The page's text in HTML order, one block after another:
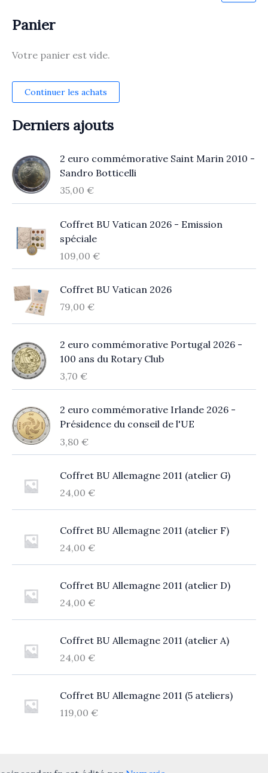
Panier
Votre panier est vide.
Continuer les achats
Derniers ajouts
2 euro commémorative Saint Marin 2010 -
Sandro Botticelli
35,00 €
Coffret BU Vatican 2026 - Emission
spéciale
109,00 €
Coffret BU Vatican 2026
79,00 €
2 euro commémorative Portugal 2026 -
100 ans du Rotary Club
3,70 €
2 euro commémorative Irlande 2026 -
Présidence du conseil de l'UE
3,80 €
Coffret BU Allemagne 2011 (atelier G)
24,00 €
Coffret BU Allemagne 2011 (atelier F)
24,00 €
Coffret BU Allemagne 2011 (atelier D)
24,00 €
Coffret BU Allemagne 2011 (atelier A)
24,00 €
Coffret BU Allemagne 2011 (5 ateliers)
119,00 €